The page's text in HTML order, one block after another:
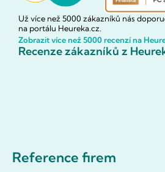
Už více než 5000 zákazníků nás
na portálu Heureka.cz.
Zobrazit více než 5000 recenzí na
Recenze zákazníků z
Reference firem